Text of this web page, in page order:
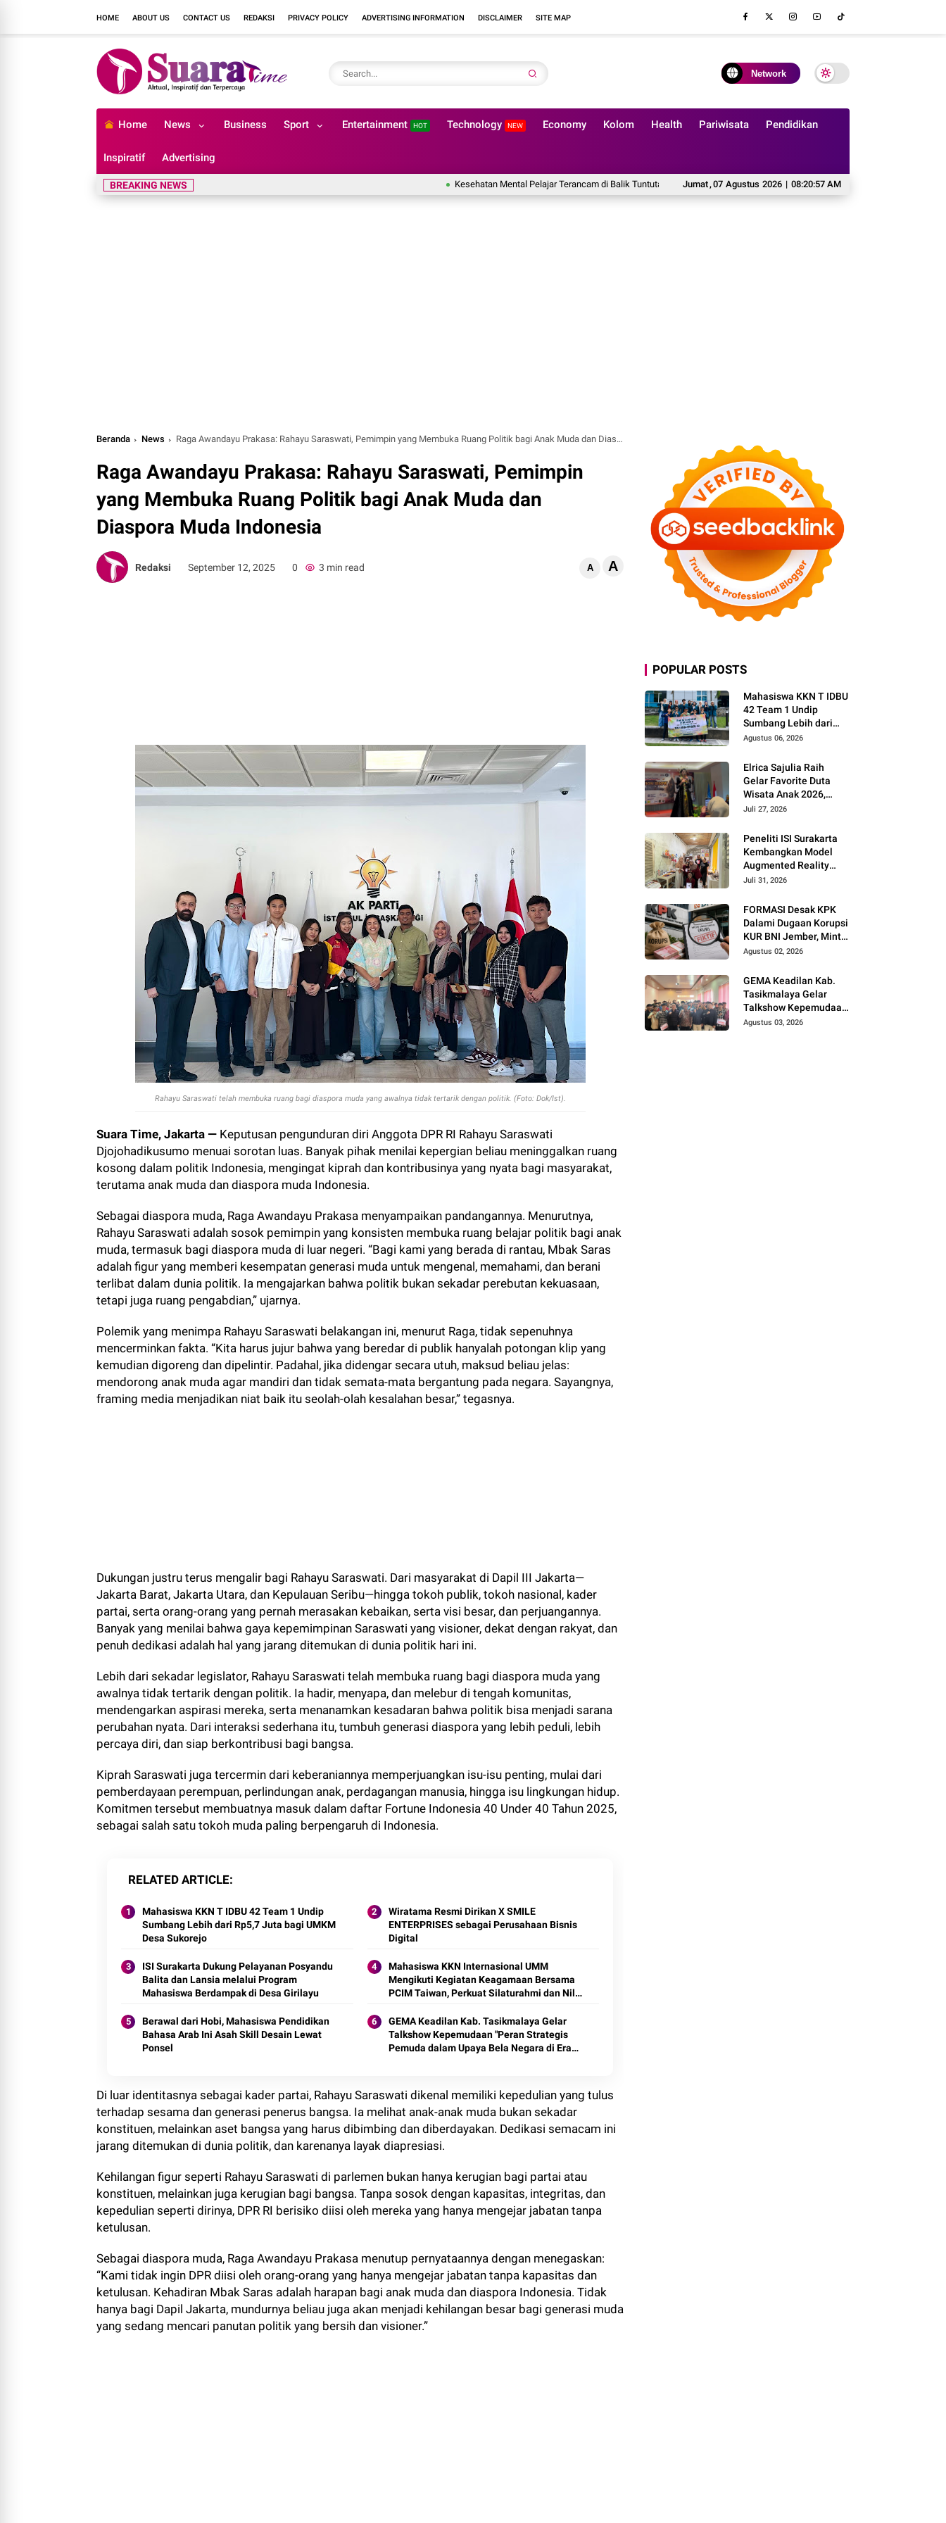
HOME ABOUT US CONTACT US REDAKSI PRIVACY POLICY ADVERTISING INFORMATION DISCLAIMER SITE MAP
Network
Home News Business Sport Entertainment HOT Technology NEW Economy Kolom Health Pariwisata Pendidikan
Inspiratif Advertising
Jumat,07 Agustus 2026 | 08:20:58 AM
BREAKING NEWS Kesehatan Mental Pelajar Terancam di Balik Tuntutan Prestasi Akademik Tinggi Michael Carrick Ubah Peran Patrick Dorgu,
Beranda News Raga Awandayu Prakasa: Rahayu Saraswati, Pemimpin yang Membuka Ruang Politik bagi Anak Muda dan Diaspora Muda Indonesia
Raga Awandayu Prakasa: Rahayu Saraswati, Pemimpin
yang Membuka Ruang Politik bagi Anak Muda dan
Diaspora Muda Indonesia
Redaksi September 12, 2025 0 3 min read A A
Rahayu Saraswati telah membuka ruang bagi diaspora muda yang awalnya tidak tertarik dengan politik. (Foto: Dok/Ist).
Suara Time, Jakarta — Keputusan pengunduran diri Anggota DPR RI Rahayu Saraswati
Djojohadikusumo menuai sorotan luas. Banyak pihak menilai kepergian beliau meninggalkan ruang
kosong dalam politik Indonesia, mengingat kiprah dan kontribusinya yang nyata bagi masyarakat,
terutama anak muda dan diaspora muda Indonesia.
Sebagai diaspora muda, Raga Awandayu Prakasa menyampaikan pandangannya. Menurutnya,
Rahayu Saraswati adalah sosok pemimpin yang konsisten membuka ruang belajar politik bagi anak
muda, termasuk bagi diaspora muda di luar negeri. “Bagi kami yang berada di rantau, Mbak Saras
adalah figur yang memberi kesempatan generasi muda untuk mengenal, memahami, dan berani
terlibat dalam dunia politik. Ia mengajarkan bahwa politik bukan sekadar perebutan kekuasaan,
tetapi juga ruang pengabdian,” ujarnya.
Polemik yang menimpa Rahayu Saraswati belakangan ini, menurut Raga, tidak sepenuhnya
mencerminkan fakta. “Kita harus jujur bahwa yang beredar di publik hanyalah potongan klip yang
kemudian digoreng dan dipelintir. Padahal, jika didengar secara utuh, maksud beliau jelas:
mendorong anak muda agar mandiri dan tidak semata-mata bergantung pada negara. Sayangnya,
framing media menjadikan niat baik itu seolah-olah kesalahan besar,” tegasnya.
Dukungan justru terus mengalir bagi Rahayu Saraswati. Dari masyarakat di Dapil III Jakarta—
Jakarta Barat, Jakarta Utara, dan Kepulauan Seribu—hingga tokoh publik, tokoh nasional, kader
partai, serta orang-orang yang pernah merasakan kebaikan, serta visi besar, dan perjuangannya.
Banyak yang menilai bahwa gaya kepemimpinan Saraswati yang visioner, dekat dengan rakyat, dan
penuh dedikasi adalah hal yang jarang ditemukan di dunia politik hari ini.
Lebih dari sekadar legislator, Rahayu Saraswati telah membuka ruang bagi diaspora muda yang
awalnya tidak tertarik dengan politik. Ia hadir, menyapa, dan melebur di tengah komunitas,
mendengarkan aspirasi mereka, serta menanamkan kesadaran bahwa politik bisa menjadi sarana
perubahan nyata. Dari interaksi sederhana itu, tumbuh generasi diaspora yang lebih peduli, lebih
percaya diri, dan siap berkontribusi bagi bangsa.
Kiprah Saraswati juga tercermin dari keberaniannya memperjuangkan isu-isu penting, mulai dari
pemberdayaan perempuan, perlindungan anak, perdagangan manusia, hingga isu lingkungan hidup.
Komitmen tersebut membuatnya masuk dalam daftar Fortune Indonesia 40 Under 40 Tahun 2025,
sebagai salah satu tokoh muda paling berpengaruh di Indonesia.
RELATED ARTICLE
Mahasiswa KKN T IDBU 42 Team 1 Undip
Sumbang Lebih dari Rp5,7 Juta bagi UMKM
Desa Sukorejo
Wiratama Resmi Dirikan X SMILE
ENTERPRISES sebagai Perusahaan Bisnis
Digital
ISI Surakarta Dukung Pelayanan Posyandu
Balita dan Lansia melalui Program
Mahasiswa Berdampak di Desa Girilayu
Mahasiswa KKN Internasional UMM
Mengikuti Kegiatan Keagamaan Bersama
PCIM Taiwan, Perkuat Silaturahmi dan Nilai
Berawal dari Hobi, Mahasiswa Pendidikan
Bahasa Arab Ini Asah Skill Desain Lewat
Ponsel
GEMA Keadilan Kab. Tasikmalaya Gelar
Talkshow Kepemudaan "Peran Strategis
Pemuda dalam Upaya Bela Negara di Era
Di luar identitasnya sebagai kader partai, Rahayu Saraswati dikenal memiliki kepedulian yang tulus
terhadap sesama dan generasi penerus bangsa. Ia melihat anak-anak muda bukan sekadar
konstituen, melainkan aset bangsa yang harus dibimbing dan diberdayakan. Dedikasi semacam ini
jarang ditemukan di dunia politik, dan karenanya layak diapresiasi.
Kehilangan figur seperti Rahayu Saraswati di parlemen bukan hanya kerugian bagi partai atau
konstituen, melainkan juga kerugian bagi bangsa. Tanpa sosok dengan kapasitas, integritas, dan
kepedulian seperti dirinya, DPR RI berisiko diisi oleh mereka yang hanya mengejar jabatan tanpa
ketulusan.
Sebagai diaspora muda, Raga Awandayu Prakasa menutup pernyataannya dengan menegaskan:
“Kami tidak ingin DPR diisi oleh orang-orang yang hanya mengejar jabatan tanpa kapasitas dan
ketulusan. Kehadiran Mbak Saras adalah harapan bagi anak muda dan diaspora Indonesia. Tidak
hanya bagi Dapil Jakarta, mundurnya beliau juga akan menjadi kehilangan besar bagi generasi muda
yang sedang mencari panutan politik yang bersih dan visioner.”
POPULAR POSTS
Mahasiswa KKN T IDBU
42 Team 1 Undip
Sumbang Lebih dari
Rp5,7 Juta bagi UMKM
Agustus 06, 2026
Elrica Sajulia Raih
Gelar Favorite Duta
Wisata Anak 2026,
Tunjukkan Potensi
Modeling dan Public
Speaking
Juli 27, 2026
Peneliti ISI Surakarta
Kembangkan Model
Augmented Reality
untuk Menghidupkan
Seni Berbasis Literasi
Budaya Berkelanjutan
Juli 31, 2026
FORMASI Desak KPK
Dalami Dugaan Korupsi
KUR BNI Jember, Minta
Telusuri Sistem
Tingkat Direksi
Agustus 02, 2026
GEMA Keadilan Kab.
Tasikmalaya Gelar
Talkshow Kepemudaan
"Peran Strategis
Agustus 03, 2026